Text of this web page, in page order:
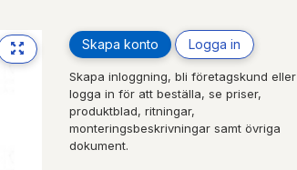
Skapa konto Logga in
Skapa inloggning, bli företagskund eller
logga in för att beställa, se priser,
produktblad, ritningar,
monteringsbeskrivningar samt övriga
dokument.